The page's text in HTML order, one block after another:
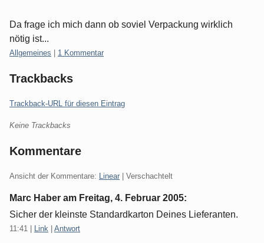
Da frage ich mich dann ob soviel Verpackung wirklich
nötig ist...
Kategorien:
Allgemeines 1 Kommentar
Trackbacks
Trackback-URL für diesen Eintrag
Keine Trackbacks
Kommentare
Ansicht der Kommentare: Linear | Verschachtelt
Marc Haber am Freitag, 4. Februar 2005:
Sicher der kleinste Standardkarton Deines Lieferanten.
11:41 Link Antwort